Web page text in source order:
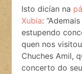
Isto dicían na
Xubia:
estupendo
quen nos
Chuches Amil,
concerto do